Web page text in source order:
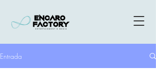
Entrada